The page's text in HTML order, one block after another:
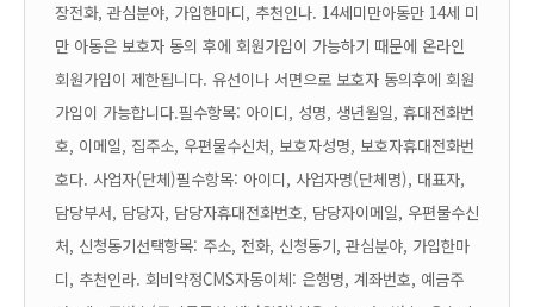
장전화, 관심분야, 가입한마디, 추천인나. 14세미만아동만 14세 미
만 아동은 보호자 동의 후에 회원가입이 가능하기 때문에 온라인
회원가입이 제한됩니다. 유선이나 서면으로 보호자 동의후에 회원
가입이 가능합니다.필수항목: 아이디, 성명, 생년월일, 휴대전화번
호, 이메일, 집주소, 우편물수신처, 보호자성명, 보호자휴대전화번
호다. 사업자(단체)필수항목: 아이디, 사업자명(단체명), 대표자,
담당부서, 담당자, 담당자휴대전화번호, 담당자이메일, 우편물수신
처, 신청동기선택항목: 주소, 전화, 신청동기, 관심분야, 가입한마
디, 추천인라. 회비약정CMS자동이체: 은행명, 계좌번호, 예금주